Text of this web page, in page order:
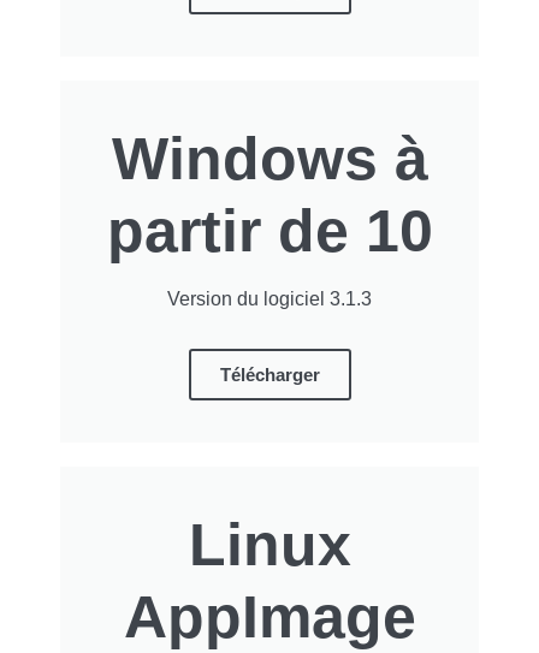
Windows à
partir de 10
Version du logiciel 3.1.3
Télécharger
Linux
AppImage